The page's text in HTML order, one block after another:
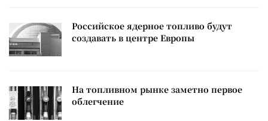
Российское ядерное топливо будут
создавать в центре Европы
На топливном рынке заметно первое
облегчение